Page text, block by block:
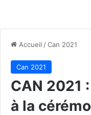
Accueil /Can 2021
Can 2021
CAN 2021
à la